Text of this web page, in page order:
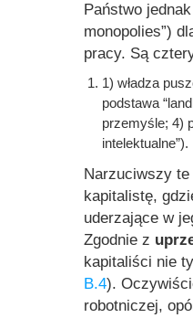
Państwo
monopolies”)
pracy. Są
1) władza
podstawa
przemyśle; 4)
intelektualne”).
Narzuciwszy
kapitalistę,
uderzające w
Zgodnie z
kapitaliści nie
B.4).
robotniczej,